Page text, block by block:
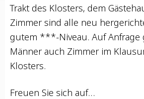
Trakt des Klos­ters, dem
Zim­mer sind alle neu
gutem ***-Niveau. Auf Anfra­ge
Män­ner auch Zim­mer im
Klosters.
Freu­en Sie sich auf…